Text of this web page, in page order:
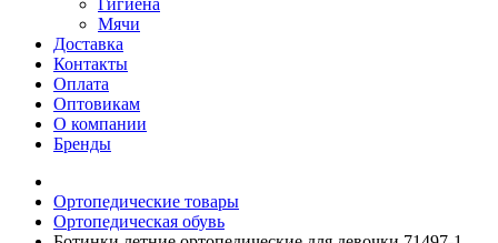
Мячи
Доставка
Контакты
Оплата
Оптовикам
О компании
Бренды
Ортопедические товары
Ортопедическая обувь